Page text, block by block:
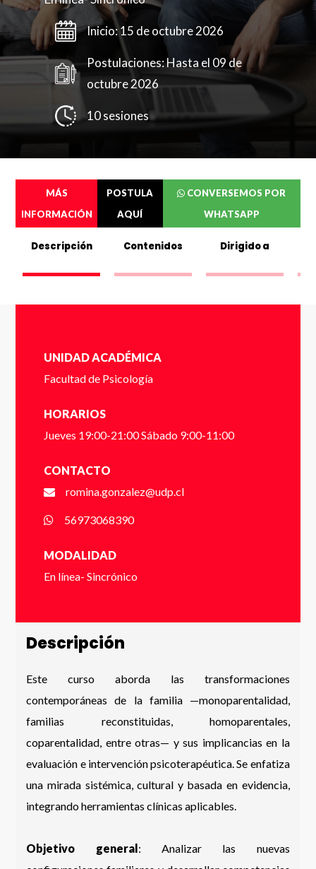
Inicio: 15 de octubre 2026
Postulaciones: Hasta el 09 de
octubre 2026
10 sesiones
MÁS
INFORMACIÓN
POSTULA
AQUÍ
CONVERSEMOS POR
WHATSAPP
Descripción Contenidos Dirigido a
UNIDAD ACADÉMICA
Facultad de Psicología
HORARIOS
Jueves 19:00-21:00 Sábado 9:00-11:00
CONTACTO
romina.gonzalez@udp.cl
56973068390
MODALIDAD
En línea- Sincrónico
Descripción
Este curso aborda las transformaciones
contemporáneas de la familia —monoparentalidad,
familias reconstituidas, homoparentales,
coparentalidad, entre otras— y sus implicancias en la
evaluación e intervención psicoterapéutica. Se enfatiza
una mirada sistémica, cultural y basada en evidencia,
integrando herramientas clínicas aplicables.
Objetivo general: Analizar las nuevas
Completa el siguente formulario y nos pondremos en
contacto contigo a la brevedad.
Dígito verificador (Ej: 2) *
Email *
Enviar